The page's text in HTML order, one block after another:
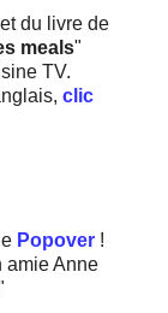
du livre de
meals"
TV.
clic
Popover !
amie Anne